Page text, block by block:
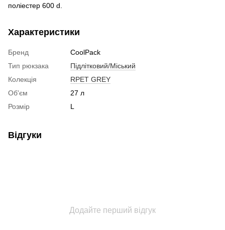
поліестер 600 d.
Характеристики
Бренд
CoolPack
Тип рюкзака
Підлітковий/Міський
Колекція
RPET GREY
Об'єм
27 л
Розмір
L
Відгуки
Додайте перший відгук